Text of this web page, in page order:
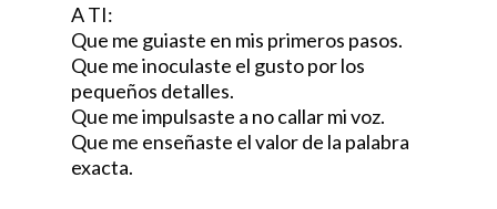
A TI:
Que me guiaste en mis primeros pasos.
Que me inoculaste el gusto por los
pequeños detalles.
Que me impulsaste a no callar mi voz.
Que me enseñaste el valor de la palabra
exacta.